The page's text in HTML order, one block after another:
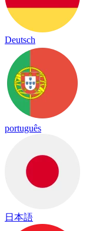
Deutsch
português
日本語